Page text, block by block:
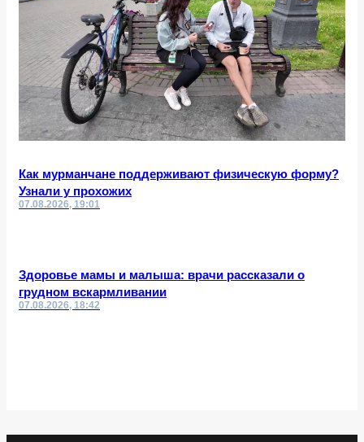
Как мурманчане поддерживают физическую форму?
Узнали у прохожих
07.08.2026, 19:01
Здоровье мамы и малыша: врачи рассказали о
грудном вскармливании
07.08.2026, 18:42